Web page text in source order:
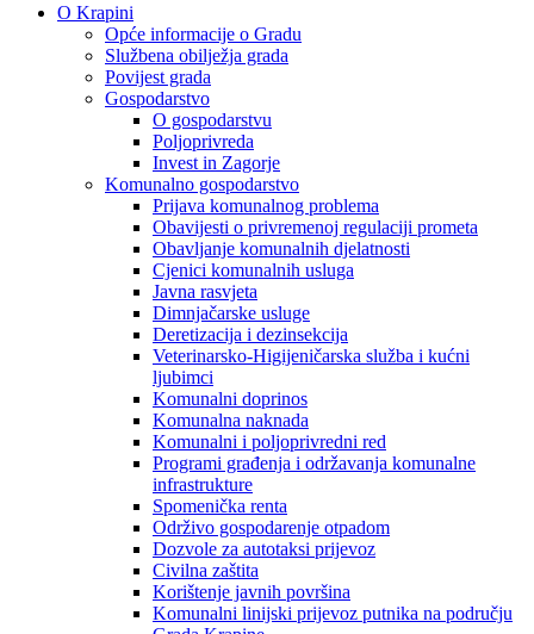
O Krapini
Opće informacije o Gradu
Službena obilježja grada
Povijest grada
Gospodarstvo
O gospodarstvu
Poljoprivreda
Invest in Zagorje
Komunalno gospodarstvo
Prijava komunalnog problema
Obavijesti o privremenoj regulaciji prometa
Obavljanje komunalnih djelatnosti
Cjenici komunalnih usluga
Javna rasvjeta
Dimnjačarske usluge
Deretizacija i dezinsekcija
Veterinarsko-Higijeničarska služba i kućni
ljubimci
Komunalni doprinos
Komunalna naknada
Komunalni i poljoprivredni red
Programi građenja i održavanja komunalne
infrastrukture
Spomenička renta
Održivo gospodarenje otpadom
Dozvole za autotaksi prijevoz
Civilna zaštita
Korištenje javnih površina
Komunalni linijski prijevoz putnika na području